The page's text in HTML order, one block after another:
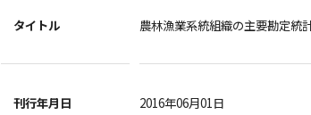
タイトル 農林漁業系統組織の主要勘定統
刊行年月日 2016年06月01日